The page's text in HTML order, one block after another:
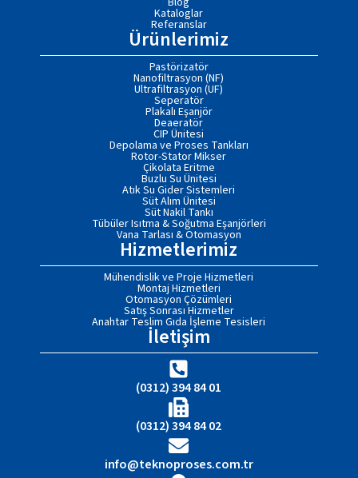
Kataloglar
Referanslar
Ürünlerimiz
Pastörizatör
Nanofiltrasyon (NF)
Ultrafiltrasyon (UF)
Seperatör
Plakalı Eşanjör
Deaeratör
CIP Ünitesi
Depolama ve Proses Tankları
Rotor-Stator Mikser
Çikolata Eritme
Buzlu Su Ünitesi
Atık Su Gider Sistemleri
Süt Alım Ünitesi
Süt Nakil Tankı
Tübüler Isıtma & Soğutma Eşanjörleri
Vana Tarlası & Otomasyon
Hizmetlerimiz
Mühendislik ve Proje Hizmetleri
Montaj Hizmetleri
Otomasyon Çözümleri
Satış Sonrası Hizmetler
Anahtar Teslim Gıda İşleme Tesisleri
İletişim
(0312) 394 84 01
(0312) 394 84 02
info@teknoproses.com.tr